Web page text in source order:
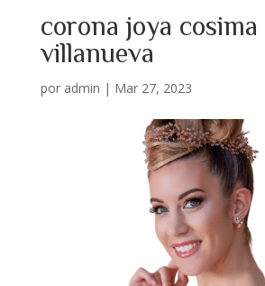
corona joya
villanueva
por admin | Mar 27, 2023